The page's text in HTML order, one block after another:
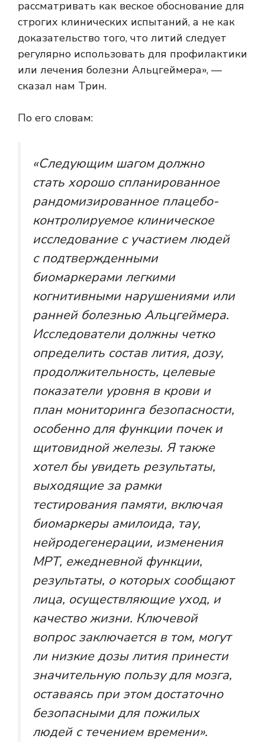
рассматривать как веское обоснование для
строгих клинических испытаний, а не как
доказательство того, что литий следует
регулярно использовать для профилактики
или лечения болезни Альцгеймера», —
сказал нам Трин.
По его словам:
«Следующим шагом должно
стать хорошо спланированное
рандомизированное плацебо-
контролируемое клиническое
исследование с участием людей
с подтвержденными
биомаркерами легкими
когнитивными нарушениями или
ранней болезнью Альцгеймера.
Исследователи должны четко
определить состав лития, дозу,
продолжительность, целевые
показатели уровня в крови и
план мониторинга безопасности,
особенно для функции почек и
щитовидной железы. Я также
хотел бы увидеть результаты,
выходящие за рамки
тестирования памяти, включая
биомаркеры амилоида, тау,
нейродегенерации, изменения
МРТ, ежедневной функции,
результаты, о которых сообщают
лица, осуществляющие уход, и
качество жизни. Ключевой
вопрос заключается в том, могут
ли низкие дозы лития принести
значительную пользу для мозга,
оставаясь при этом достаточно
безопасными для пожилых
людей с течением времени».